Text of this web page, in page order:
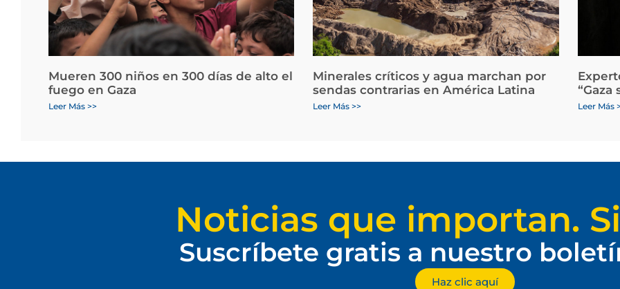
Mueren 300 niños en 300 días de alto el
fuego en Gaza
Leer Más >>
Minerales críticos y agua marchan por
sendas contrarias en América Latina
Leer Más >>
“Gaza
Leer Más
Noticias que importan.
Suscríbete gratis a nuestro
Haz clic aquí